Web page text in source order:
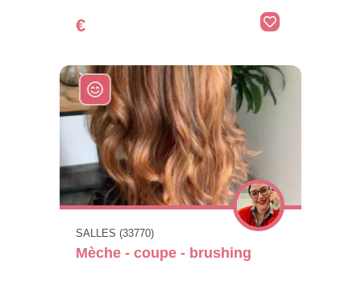
€
SALLES (33770)
Mèche - coupe - brushing